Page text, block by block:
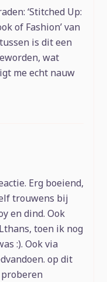
‘Stitched Up:
of Fashion’ van
is dit een
wat
me echt nauw
Erg boeiend,
trouwens bij
en dind. Ook
toen ik nog
:). Ook via
op dit